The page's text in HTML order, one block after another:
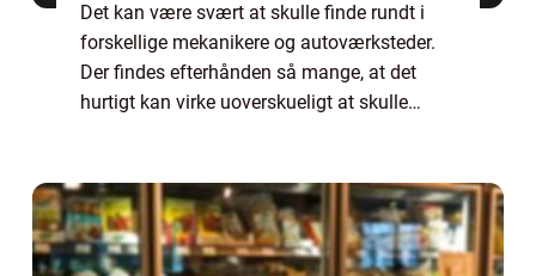
Det kan være svært at skulle finde rundt i
forskellige mekanikere og autoværksteder.
Der findes efterhånden så mange, at det
hurtigt kan virke uoverskueligt at skulle
...